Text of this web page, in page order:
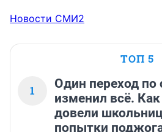
Новости СМИ2
ТОП 5
1
Один переход по
изменил всё.
довели
попытки